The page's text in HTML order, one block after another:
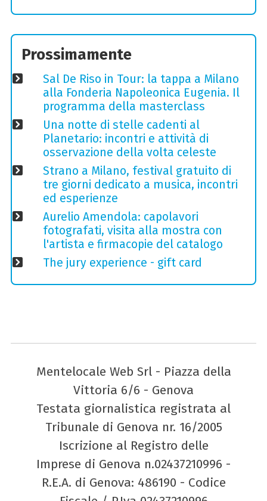
Prossimamente
Sal De Riso in Tour: la tappa a Milano
alla Fonderia Napoleonica Eugenia. Il
programma della masterclass
Una notte di stelle cadenti al
Planetario: incontri e attività di
osservazione della volta celeste
Strano a Milano, festival gratuito di
tre giorni dedicato a musica, incontri
ed esperienze
Aurelio Amendola: capolavori
fotografati, visita alla mostra con
l'artista e firmacopie del catalogo
The jury experience - gift card
Mentelocale Web Srl - Piazza della
Vittoria 6/6 - Genova
Testata giornalistica registrata al
Tribunale di Genova nr. 16/2005
Iscrizione al Registro delle
Imprese di Genova n.02437210996 -
R.E.A. di Genova: 486190 - Codice